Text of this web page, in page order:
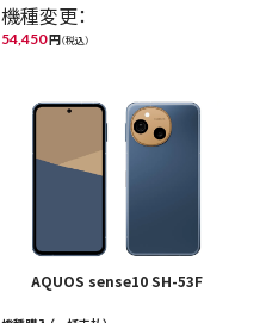
機種変更：
54,450円（税込）
AQUOS sense10 SH-53F